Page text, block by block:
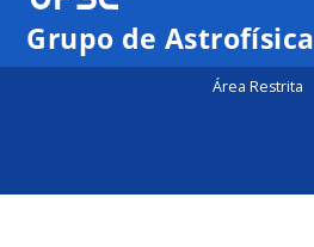
Grupo de Astrofísica
Área Restrita